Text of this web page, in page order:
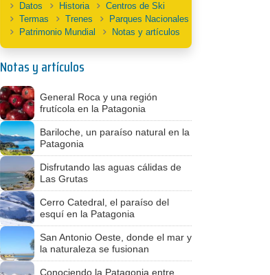
Datos Historia
Centros de Ski
Termas
Trenes
Parques Nacionales
Patrimonio Mundial
Notas y artículos
Notas y artículos
General Roca y una región
frutícola en la Patagonia
Bariloche, un paraíso natural en la
Patagonia
Disfrutando las aguas cálidas de
Las Grutas
Cerro Catedral, el paraíso del
esquí en la Patagonia
San Antonio Oeste, donde el mar y
la naturaleza se fusionan
Conociendo la Patagonia entre